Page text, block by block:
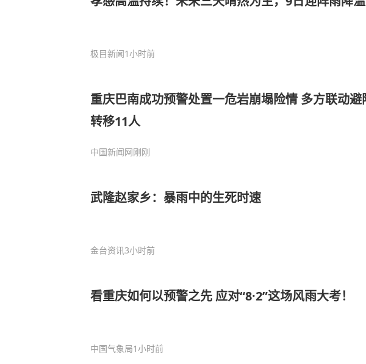
极目新闻1小时前
重庆巴南成功预警处置一危岩崩塌险情 多方联动避险
转移11人
中国新闻网刚刚
武隆赵家乡：暴雨中的生死时速
金台资讯3小时前
看重庆如何以预警之先 应对“8·2”这场风雨大考！
中国气象局1小时前